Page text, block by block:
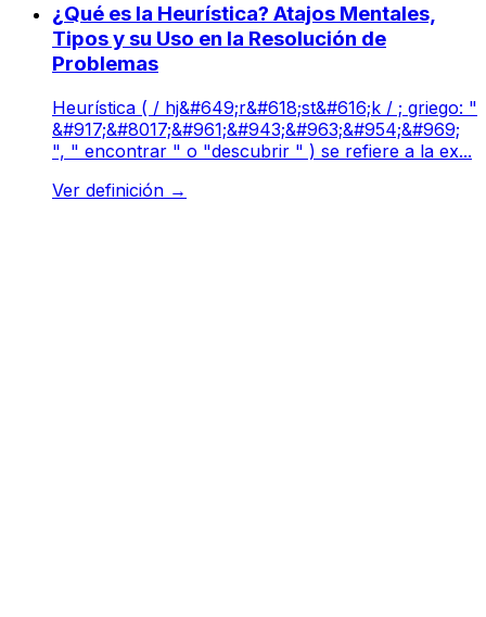
¿Qué es la Heurística? Atajos Mentales,
Tipos y su Uso en la Resolución de
Problemas
Heurística ( / hj&#649;r&#618;st&#616;k / ; griego: "
&#917;&#8017;&#961;&#943;&#963;&#954;&#969;
", " encontrar " o "descubrir " ) se refiere a la ex...
Ver definición →